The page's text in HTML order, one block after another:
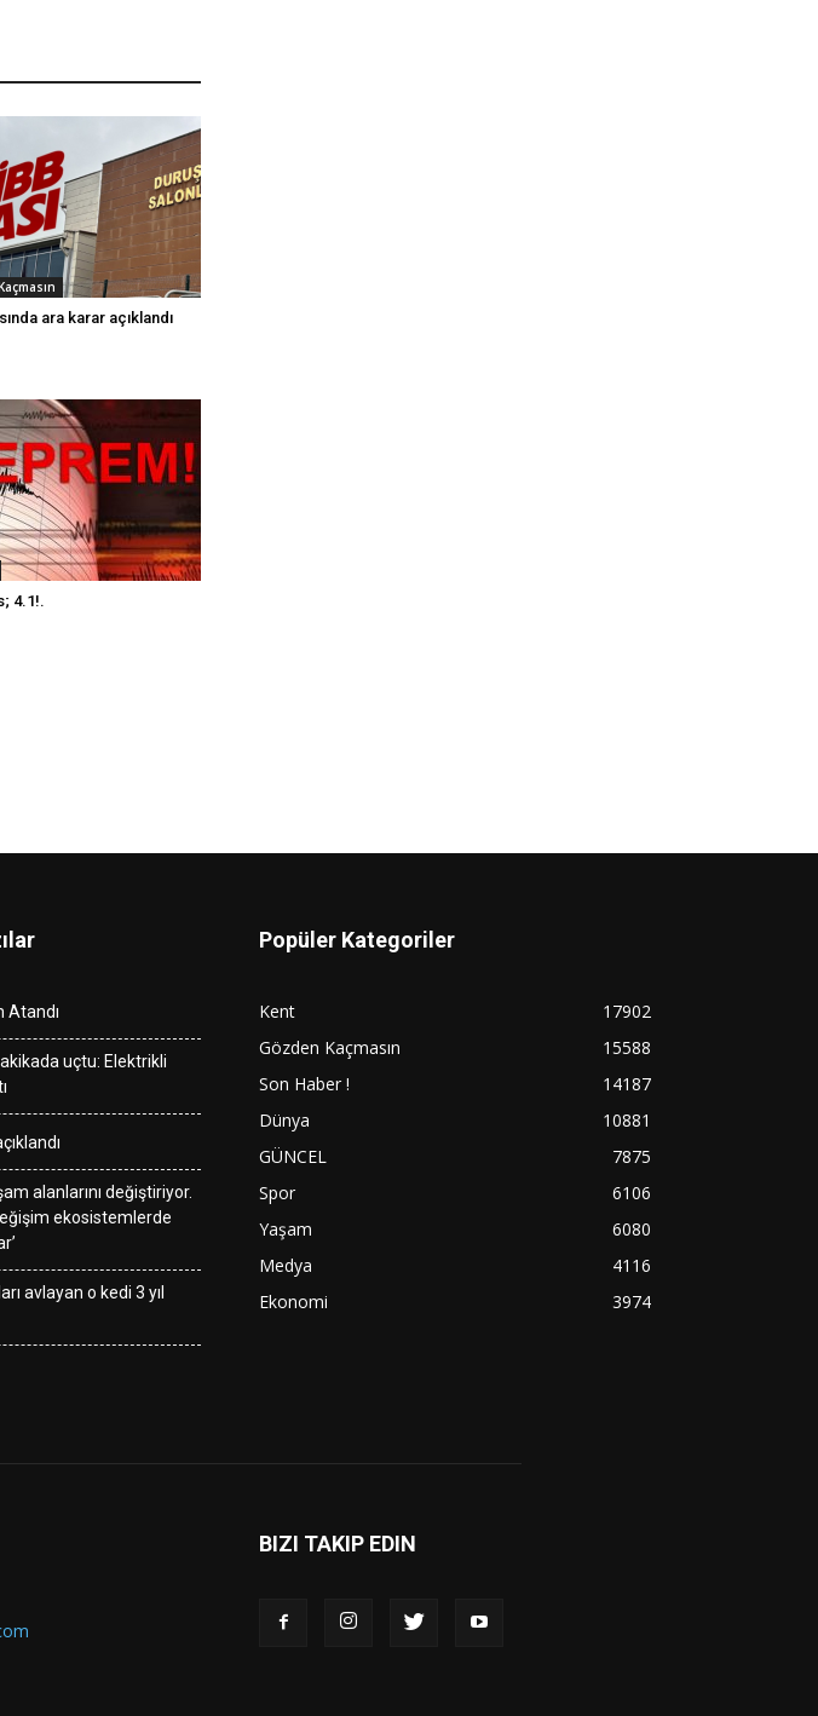
ara karar açıklandı
4.1!.
Atandı
uçtu: Elektrikli
alanlarını değiştiriyor.
ekosistemlerde
avlayan o kedi 3 yıl
Popüler Kategoriler
Kent
17902
Gözden Kaçmasın
15588
Son Haber !
14187
Dünya
10881
GÜNCEL
7875
Spor
6106
Yaşam
6080
Medya
4116
Ekonomi
3974
BIZI TAKIP EDIN